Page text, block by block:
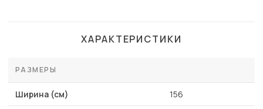
ХАРАКТЕРИСТИКИ
РАЗМЕРЫ
Ширина (см) 156